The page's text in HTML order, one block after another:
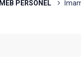
MEB PERSONEL